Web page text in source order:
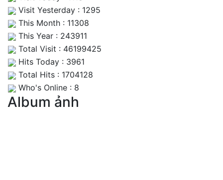
Visit Yesterday : 1295
This Month : 11308
This Year : 243911
Total Visit : 46199425
Hits Today : 3961
Total Hits : 1704128
Who's Online : 8
Album ảnh